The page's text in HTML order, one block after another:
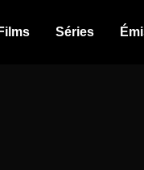
Films Séries